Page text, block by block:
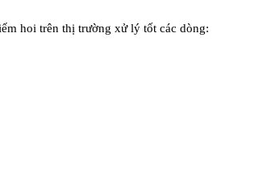
hoi trên thị trường xử lý tốt các dòng: